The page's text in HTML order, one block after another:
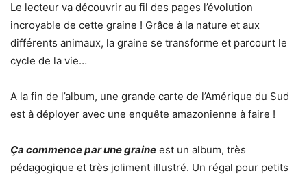
Le lecteur va découvrir au fil des pages l’évolution
incroyable de cette graine ! Grâce à la nature et aux
différents animaux, la graine se transforme et parcourt le
cycle de la vie…
A la fin de l’album, une grande carte de l’Amérique du Sud
est à déployer avec une enquête amazonienne à faire !
Ça commence par une graine est un album, très
pédagogique et très joliment illustré. Un régal pour petits